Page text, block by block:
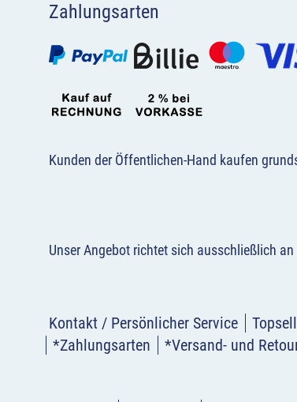
Zahlungsarten
Kunden der Öffentlichen-Hand kaufen
Unser Angebot richtet sich ausschließlich
Kontakt / Persönlicher Service
*Zahlungsarten
*Versand- und